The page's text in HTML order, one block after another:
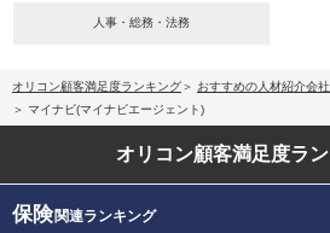
人事・総務・法務
オリコン顧客満足度ランキング
おすすめの人材紹介会
マイナビ(マイナビエージェント)
オリコン顧客満足度ラ
保険関連ランキング